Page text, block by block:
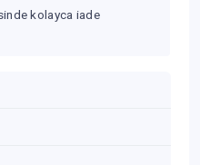
kolayca iade